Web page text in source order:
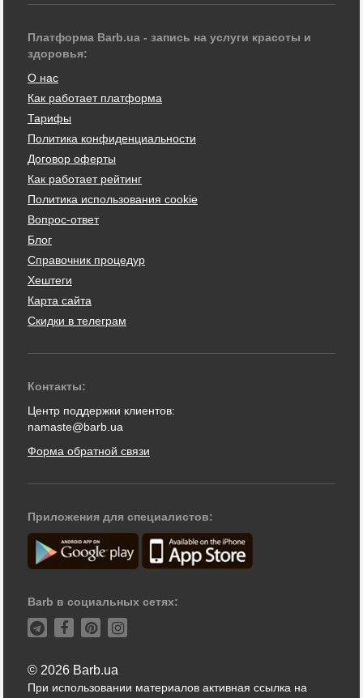
Платформа Barb.ua - запись на услуги красоты и
здоровья:
О нас
Как работает платформа
Тарифы
Политика конфиденциальности
Договор оферты
Как работает рейтинг
Политика использования cookie
Вопрос-ответ
Блог
Справочник процедур
Хештеги
Карта сайта
Скидки в телеграм
Контакты:
Центр поддержки клиентов:
namaste@barb.ua
Форма обратной связи
Приложения для специалистов:
Barb в социальных сетях:
© 2026 Barb.ua
При использовании материалов активная ссылка на